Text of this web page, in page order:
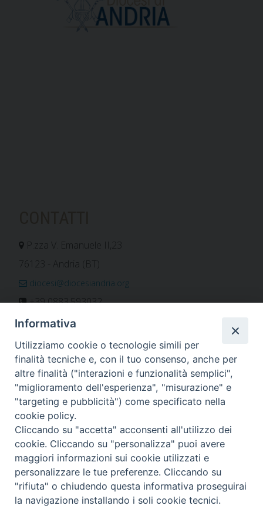
P.zza V. Emanuele II,23
76123 - Andria (BT)
diocesi@diocesiandria.org
+39 0883.593032
+39 0883.592596
ORARIO E CALENDARI
Orari uffici
Calendario diocesano
Orario messe
Per invio di comunicati, notizie e segnalazioni scrivere a:
stampa@diocesiandria.org
Informativa
Utilizziamo cookie o tecnologie simili per
finalità tecniche e, con il tuo consenso, anche per
altre finalità ("interazioni e funzionalità semplici",
"miglioramento dell'esperienza", "misurazione" e
"targeting e pubblicità") come specificato nella
cookie policy.
Cliccando su "accetta" acconsenti all'utilizzo dei
cookie. Cliccando su "personalizza" puoi avere
maggiori informazioni sui cookie utilizzati e
personalizzare le tue preferenze. Cliccando su
"rifiuta" o chiudendo questa informativa proseguirai
la navigazione installando i soli cookie tecnici.